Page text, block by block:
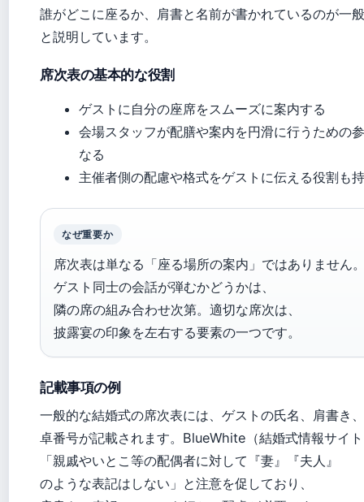
誰がどこに座るか、肩書と名前が書かれているのが一
と説明しています。
席次表の基本的な役割
ゲストに自分の座席をスムーズに案内する
会場スタッフが配膳や案内を円滑に行うための
なる
主催者側の配慮や格式をゲストに伝える役割も
なぜ重要か
席次表は単なる「座る場所の案内」ではありません
ゲスト同士の会話が弾むかどうかは、
隣の席の組み合わせ次第。適切な席次は、
披露宴の印象を左右する要素の一つです。
記載事項の例
一般的な結婚式の席次表には、ゲストの氏名、肩書き
卓番号が記載されます。BlueWhite（結婚式情報サイ
「親戚やいとこ等の配偶者に対して『妻』『夫人』
のような表記はしない」と注意を促しており、